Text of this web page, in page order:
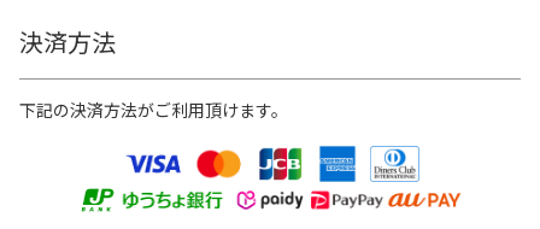
決済方法
下記の決済方法がご利用頂けます。